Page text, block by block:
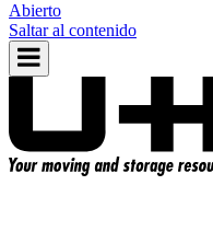
Abierto
Saltar al contenido